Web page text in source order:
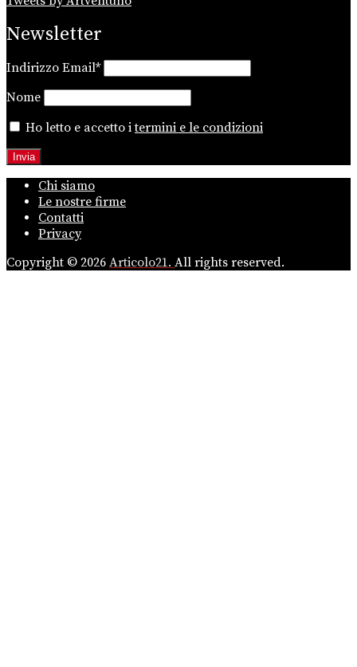
Newsletter
Indirizzo Email*
Nome
Ho letto e accetto itermini e le condizioni
Chi siamo
Le nostre firme
Contatti
Privacy
Copyright © 2026 Articolo21. All rights reserved.